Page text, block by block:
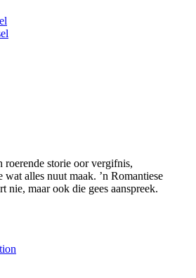
roerende storie oor vergifnis,
wat alles nuut maak. ’n Romantiese
nie, maar ook die gees aanspreek.